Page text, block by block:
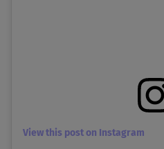
View this post on Instagram